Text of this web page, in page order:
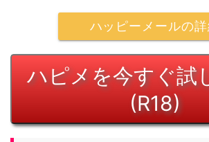
ハッピーメールの詳
ハピメを今すぐ試
(R18)